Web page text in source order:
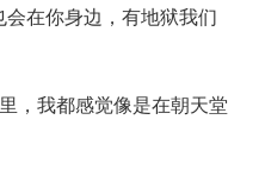
在你身边，有地狱我们
，我都感觉像是在朝天堂